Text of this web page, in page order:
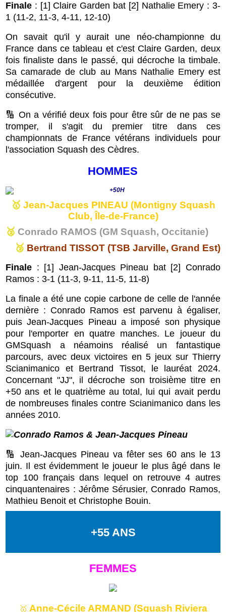
Finale : [1] Claire Garden bat [2] Nathalie Emery : 3-
1 (11-2, 11-3, 4-11, 12-10)
On savait qu'il y aurait une néo-championne du
France dans ce tableau et c'est Claire Garden, deux
fois finaliste dans le passé, qui décroche la timbale.
Sa camarade de club au Mans Nathalie Emery est
médaillée d'argent pour la deuxième édition
consécutive.
🔢 On a vérifié deux fois pour être sûr de ne pas se
tromper, il s'agit du premier titre dans ces
championnats de France vétérans individuels pour
l'association Squash des Cèdres.
HOMMES
🥇 Jean-Jacques PINEAU (Montigny Squash
Club, Île-de-France)
🥈 Conrado RAMOS (GM Squash, Occitanie)
🥉 Bertrand TISSOT (TSB Jarville, Grand Est)
Finale : [1] Jean-Jacques Pineau bat [2] Conrado
Ramos : 3-1 (11-3, 9-11, 11-5, 11-8)
La finale a été une copie carbone de celle de l'année
dernière : Conrado Ramos est parvenu à égaliser,
puis Jean-Jacques Pineau a imposé son physique
pour l'emporter en quatre manches. Le joueur du
GMSquash a néamoins réalisé un fantastique
parcours, avec deux victoires en 5 jeux sur Thierry
Scianimanico et Bertrand Tissot, le lauréat 2024.
Concernant "JJ", il décroche son troisième titre en
+50 ans et le quatrième au total, lui qui avait perdu
de nombreuses finales contre Scianimanico dans les
années 2010.
🔢 Jean-Jacques Pineau va fêter ses 60 ans le 13
juin. Il est évidemment le joueur le plus âgé dans le
top 100 français dans lequel on retrouve 4 autres
cinquantenaires : Jérôme Sérusier, Conrado Ramos,
Mathieu Benoit et Christophe Bouin.
+55 ANS
FEMMES
🥇 Anne-Cécile ARMAND (Squash Riviera